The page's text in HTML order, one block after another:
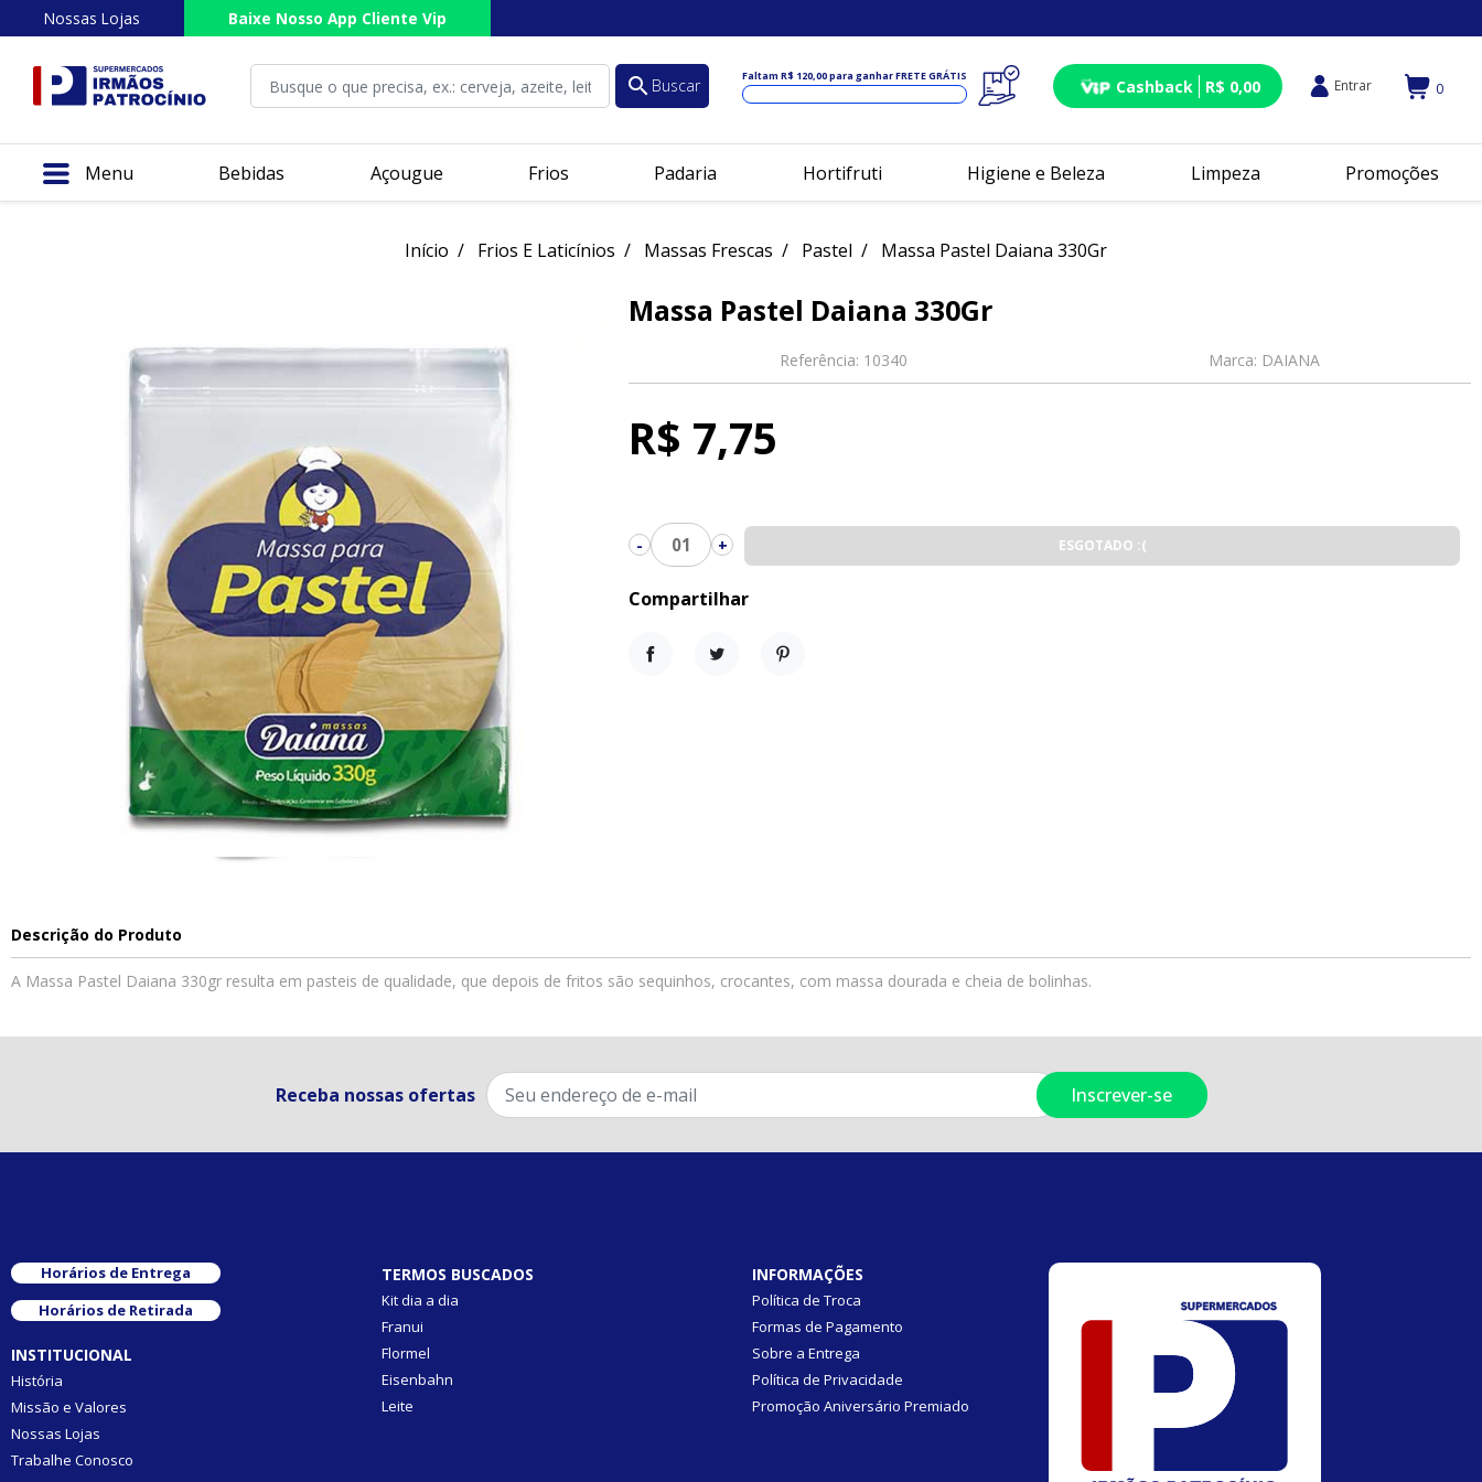
Nossas Lojas Baixe Nosso App Cliente Vip
search Buscar Faltam R$ 120,00para ganhar FRETE GRÁTIS Cashback R$ 0,00 Entrar 0
Menu Bebidas Açougue Frios Padaria Hortifruti Higiene e Beleza Limpeza Promoções
Início Frios E Laticínios Massas Frescas Pastel Massa Pastel Daiana 330Gr
Massa Pastel Daiana 330Gr
Referência: 10340 Marca: DAIANA
R$ 7,75
- 01 + ESGOTADO :(
Compartilhar
Descrição do Produto
A Massa Pastel Daiana 330gr resulta em pasteis de qualidade, que depois de fritos são sequinhos, crocantes, com massa dourada e cheia de bolinhas.
Receba nossas ofertas
Horários de Entrega
Horários de Retirada
INSTITUCIONAL
História
Missão e Valores
Nossas Lojas
Trabalhe Conosco
TERMOS BUSCADOS
Kit dia a dia
Franui
Flormel
Eisenbahn
Leite
INFORMAÇÕES
Política de Troca
Formas de Pagamento
Sobre a Entrega
Política de Privacidade
Promoção Aniversário Premiado